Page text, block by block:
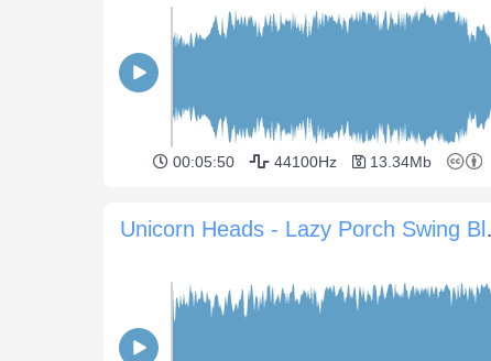
00:05:50 44100Hz 13.34Mb